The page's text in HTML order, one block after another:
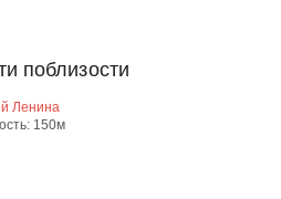
поблизости
Ленина
150м